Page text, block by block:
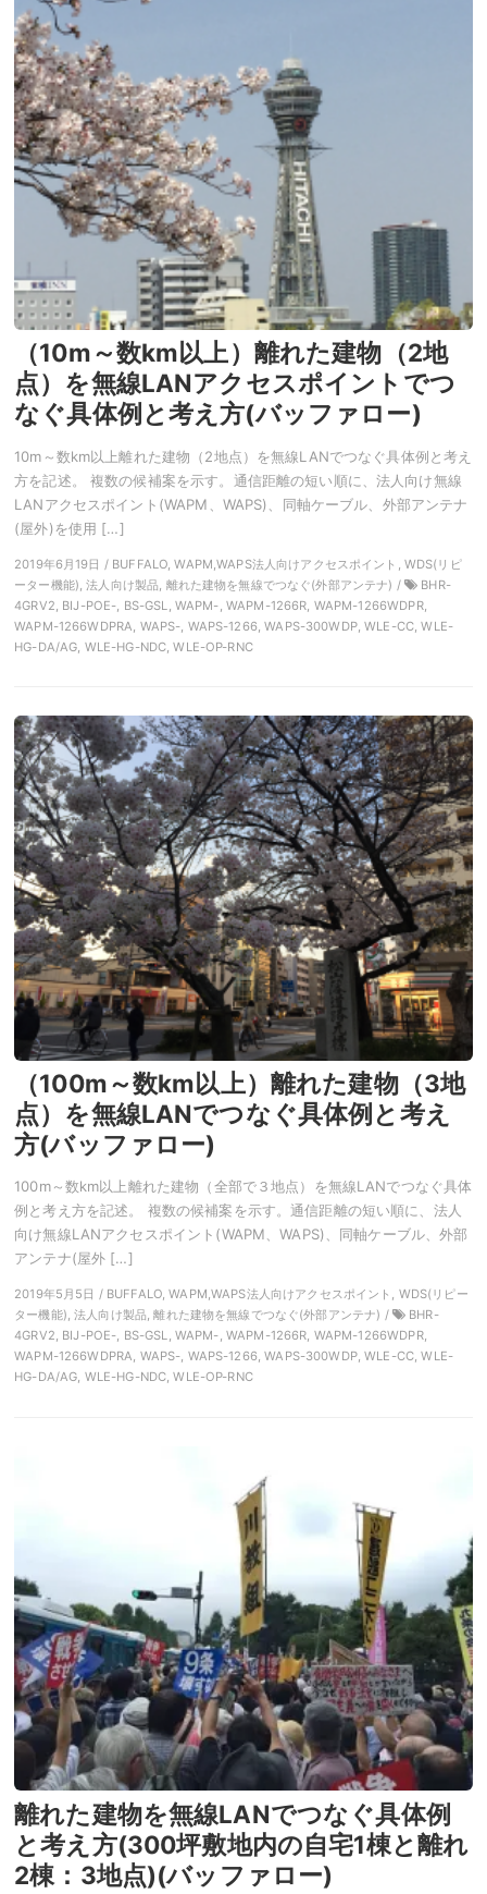
（10m～数km以上）離れた建物（2地
点）を無線LANアクセスポイントでつ
なぐ具体例と考え方(バッファロー)
10m～数km以上離れた建物（2地点）を無線LANでつなぐ具体例と考え
方を記述。 複数の候補案を示す。通信距離の短い順に、法人向け無線
LANアクセスポイント(WAPM、WAPS)、同軸ケーブル、外部アンテナ
(屋外)を使用 […]
2019年6月19日 / BUFFALO, WAPM,WAPS法人向けアクセスポイント, WDS(リピ
ーター機能), 法人向け製品, 離れた建物を無線でつなぐ(外部アンテナ) /
BHR-
4GRV2, BIJ-POE-, BS-GSL, WAPM-, WAPM-1266R, WAPM-1266WDPR,
WAPM-1266WDPRA, WAPS-, WAPS-1266, WAPS-300WDP, WLE-CC, WLE-
HG-DA/AG, WLE-HG-NDC, WLE-OP-RNC
（100m～数km以上）離れた建物（3地
点）を無線LANでつなぐ具体例と考え
方(バッファロー)
100m～数km以上離れた建物（全部で３地点）を無線LANでつなぐ具体
例と考え方を記述。 複数の候補案を示す。通信距離の短い順に、法人
向け無線LANアクセスポイント(WAPM、WAPS)、同軸ケーブル、外部
アンテナ(屋外 […]
2019年5月5日 / BUFFALO, WAPM,WAPS法人向けアクセスポイント, WDS(リピー
ター機能), 法人向け製品, 離れた建物を無線でつなぐ(外部アンテナ) /
BHR-
4GRV2, BIJ-POE-, BS-GSL, WAPM-, WAPM-1266R, WAPM-1266WDPR,
WAPM-1266WDPRA, WAPS-, WAPS-1266, WAPS-300WDP, WLE-CC, WLE-
HG-DA/AG, WLE-HG-NDC, WLE-OP-RNC
離れた建物を無線LANでつなぐ具体例
と考え方(300坪敷地内の自宅1棟と離れ
2棟：3地点)(バッファロー)